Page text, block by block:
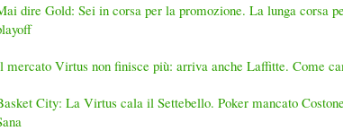
dire Gold: Sei in corsa per la promozione. La lunga corsa
mercato Virtus non finisce più: arriva anche Laffitte. Come
City: La Virtus cala il Settebello. Poker mancato